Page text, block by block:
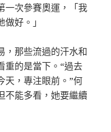
一次參賽奧運，「我
好。」
，那些流過的汗水和
重的是當下。“過去
天，專注眼前。”何
不能多看，她要繼續